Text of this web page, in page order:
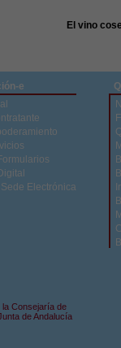
El vino
e
Electrónica
Consejaría de
de Andalucía